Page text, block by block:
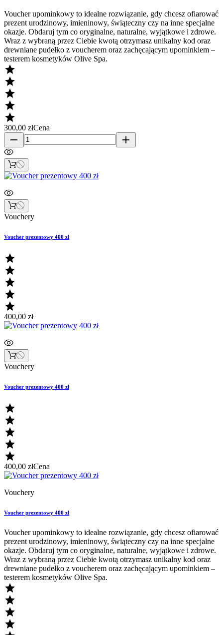
Voucher upominkowy to idealne rozwiązanie, gdy chcesz ofiarować
prezent urodzinowy, imieninowy, świąteczny czy na inne specjalne
okazje. Obdaruj tym co oryginalne, naturalne, wyjątkowe i zdrowe.
Wraz z wybraną przez Ciebie kwotą otrzymasz unikalny kod oraz
drewniane pudełko z voucherem oraz zachęcającym upominkiem –
testerem kosmetyków Olive Spa.





300,00 złCena
remove add
Vouchery
Voucher prezentowy 400 zł





400,00 zł
Vouchery
Voucher prezentowy 400 zł





400,00 złCena
Vouchery
Voucher prezentowy 400 zł
Voucher upominkowy to idealne rozwiązanie, gdy chcesz ofiarować
prezent urodzinowy, imieninowy, świąteczny czy na inne specjalne
okazje. Obdaruj tym co oryginalne, naturalne, wyjątkowe i zdrowe.
Wraz z wybraną przez Ciebie kwotą otrzymasz unikalny kod oraz
drewniane pudełko z voucherem oraz zachęcającym upominkiem –
testerem kosmetyków Olive Spa.



